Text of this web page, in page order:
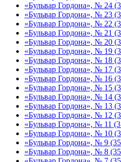
«Бульвар Гордона», № 24
«Бульвар Гордона», № 23
«Бульвар Гордона», № 22
«Бульвар Гордона», № 21
«Бульвар Гордона», № 20
«Бульвар Гордона», № 19
«Бульвар Гордона», № 18
«Бульвар Гордона», № 17
«Бульвар Гордона», № 16
«Бульвар Гордона», № 15
«Бульвар Гордона», № 14
«Бульвар Гордона», № 13
«Бульвар Гордона», № 12
«Бульвар Гордона», № 11
«Бульвар Гордона», № 10
«Бульвар Гордона», № 9
«Бульвар Гордона», № 8